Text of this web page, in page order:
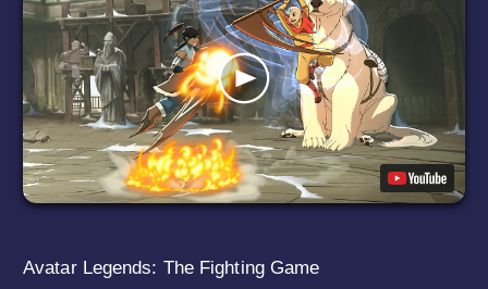
Avatar Legends: The Fighting Game